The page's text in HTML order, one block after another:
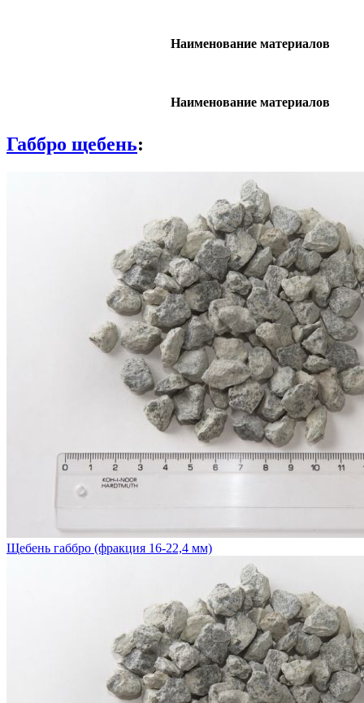
Наименование материалов
Наименование материалов
Габбро щебень:
Щебень габбро (фракция 16-22,4 мм)